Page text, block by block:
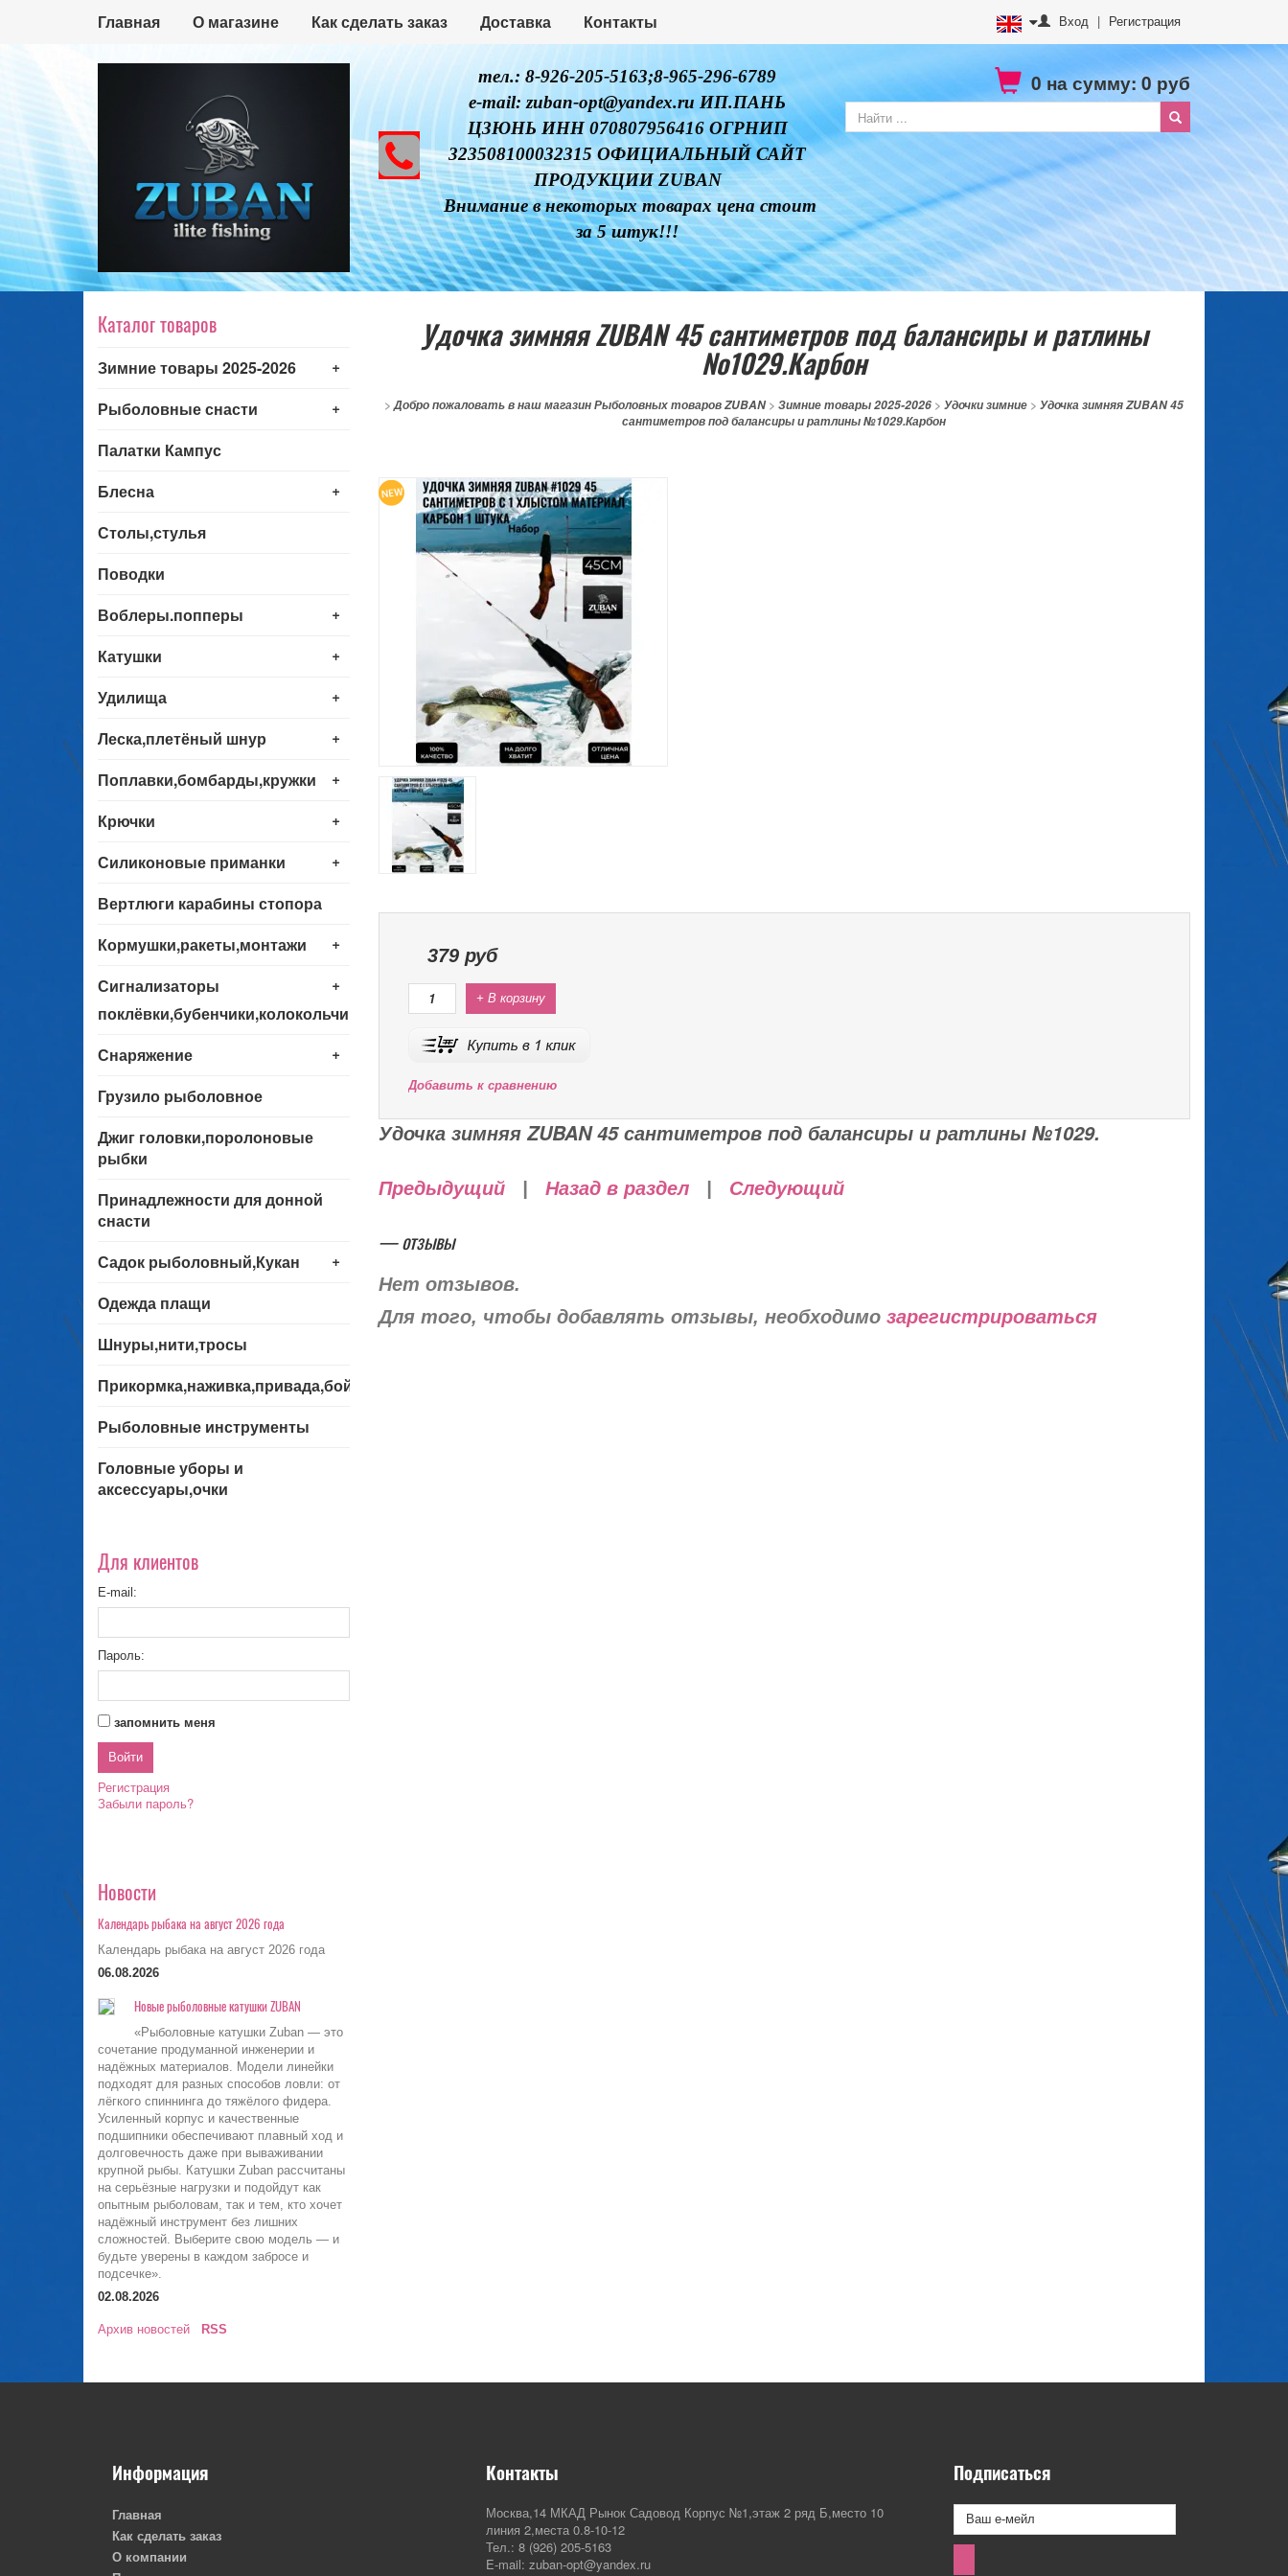
Вход | Регистрация
Главная О магазине Как сделать заказ Доставка Контакты
тел.: 8-926-205-5163;8-965-296-6789
e-mail: zuban-opt@yandex.ru ИП.ПАНЬ
ЦЗЮНЬ ИНН 070807956416 ОГРНИП
323508100032315 ОФИЦИАЛЬНЫЙ САЙТ
ПРОДУКЦИИ ZUBAN
Внимание в некоторых товарах цена стоит
за 5 штук!!!
0на сумму: 0 руб
Каталог товаров
+
Зимние товары 2025-2026
+
Рыболовные снасти
Палатки Кампус
+
Блесна
Столы,стулья
Поводки
+
Воблеры.попперы
+
Катушки
+
Удилища
+
Леска,плетёный шнур
+
Поплавки,бомбарды,кружки
+
Крючки
+
Силиконовые приманки
Вертлюги карабины стопора
+
Кормушки,ракеты,монтажи
+
Сигнализаторы
поклёвки,бубенчики,колокольчики
+
Снаряжение
Грузило рыболовное
Джиг головки,поролоновые
рыбки
Принадлежности для донной
снасти
+
Садок рыболовный,Кукан
Одежда плащи
Шнуры,нити,тросы
Прикормка,наживка,привада,бойла
Рыболовные инструменты
Головные уборы и
аксессуары,очки
Для клиентов
E-mail:
Пароль:
запомнить меня
Регистрация
Забыли пароль?
Новости
Календарь рыбака на август 2026 года
Календарь рыбака на август 2026 года
06.08.2026
Новые рыболовные катушки ZUBAN
«Рыболовные катушки Zuban — это
сочетание продуманной инженерии и
надёжных материалов. Модели линейки
подходят для разных способов ловли: от
лёгкого спиннинга до тяжёлого фидера.
Усиленный корпус и качественные
подшипники обеспечивают плавный ход и
долговечность даже при вываживании
крупной рыбы. Катушки Zuban рассчитаны
на серьёзные нагрузки и подойдут как
опытным рыболовам, так и тем, кто хочет
надёжный инструмент без лишних
сложностей. Выберите свою модель — и
будьте уверены в каждом забросе и
подсечке».
02.08.2026
Архив новостей RSS
Удочка зимняя ZUBAN 45 сантиметров под балансиры и ратлины
№1029.Карбон
>Добро пожаловать в наш магазин Рыболовных товаров ZUBAN>Зимние товары 2025-2026 >Удочки зимние >Удочка зимняя ZUBAN 45
сантиметров под балансиры и ратлины №1029.Карбон
379руб
+ В корзину
Добавить к сравнению
Удочка зимняя ZUBAN 45 сантиметров под балансиры и ратлины №1029.
Предыдущий| Назад в раздел| Следующий
— отзывы
Нет отзывов.
Для того, чтобы добавлять отзывы, необходимо зарегистрироваться
Информация
Главная
Как сделать заказ
О компании
Контакты
Москва,14 МКАД Рынок Садовод Корпус №1,этаж 2 ряд Б,место 10
линия 2,места 0.8-10-12
Тел.: 8 (926) 205-5163
E-mail: zuban-opt@yandex.ru
Подписаться